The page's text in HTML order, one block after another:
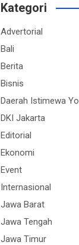
Kategori
Advertorial
Bali
Berita
Bisnis
Daerah Istimewa
DKI Jakarta
Editorial
Ekonomi
Event
Internasional
Jawa Barat
Jawa Tengah
Jawa Timur